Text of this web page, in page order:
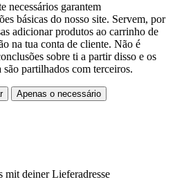
necessários garantem
básicas do nosso site. Servem, por
adicionar produtos ao carrinho de
na tua conta de cliente. Não é
sobre ti a partir disso e os
são partilhados com terceiros.
Apenas o necessário
mit deiner Lieferadresse